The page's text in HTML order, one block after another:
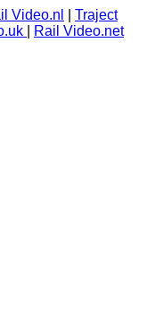
Video.nl
Traject
Rail Video.net